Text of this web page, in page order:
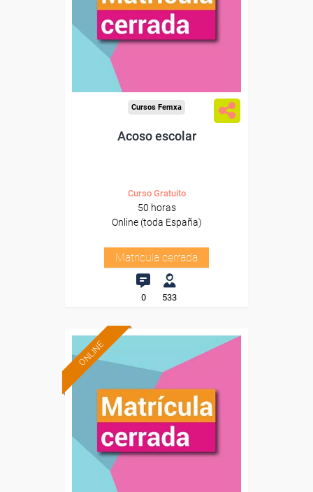
Cursos Femxa
Acoso escolar
Curso Gratuito
50 horas
Online (toda España)
Matrícula cerrada
0 533
ONLINE